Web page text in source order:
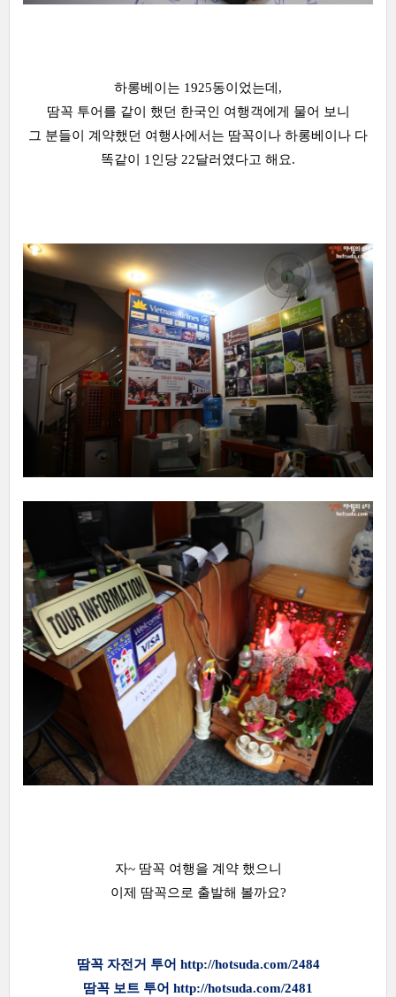
하롱베이는 1925동이었는데,
땀꼭 투어를 같이 했던 한국인 여행객에게 물어 보니
그 분들이 계약했던 여행사에서는 땀꼭이나 하롱베이나 다
똑같이 1인당 22달러였다고 해요.
자~ 땀꼭 여행을 계약 했으니
이제 땀꼭으로 출발해 볼까요?
땀꼭 자전거 투어 http://hotsuda.com/2484
땀꼭 보트 투어 http://hotsuda.com/2481